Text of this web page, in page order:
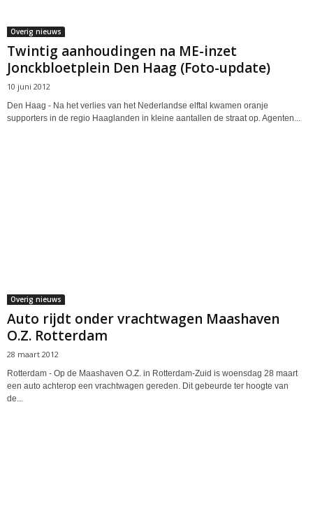
Overig nieuws
Twintig aanhoudingen na ME-inzet
Jonckbloetplein Den Haag (Foto-update)
10 juni 2012
Den Haag - Na het verlies van het Nederlandse elftal kwamen oranje
supporters in de regio Haaglanden in kleine aantallen de straat op. Agenten...
Overig nieuws
Auto rijdt onder vrachtwagen Maashaven
O.Z. Rotterdam
28 maart 2012
Rotterdam - Op de Maashaven O.Z. in Rotterdam-Zuid is woensdag 28 maart
een auto achterop een vrachtwagen gereden. Dit gebeurde ter hoogte van
de...